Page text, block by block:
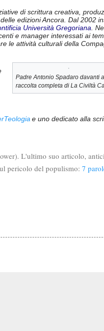
di scrittura creativa,
edizioni Ancora. Dal 2002
Università Gregoriana .
e manager interessati ai
le attività culturali della
Padre Antonio Spadaro davanti
raccolta completa di La Civiltà
e uno dedicato alla
L'ultimo suo articolo,
pericolo del populismo: 7